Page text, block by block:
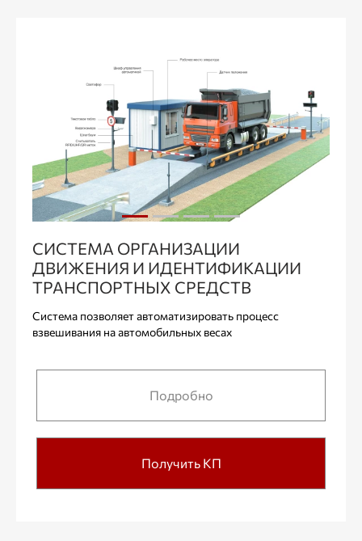
СИСТЕМА ОРГАНИЗАЦИИ
ДВИЖЕНИЯ И ИДЕНТИФИКАЦИИ
ТРАНСПОРТНЫХ СРЕДСТВ
Система позволяет автоматизировать процесс
взвешивания на автомобильных весах
Подробно
Получить КП